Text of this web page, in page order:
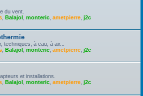
du vent.
Balajol monteric ametpierre j2c
techniques, à eau, à air...
Balajol monteric ametpierre j2c
et installations.
Balajol monteric ametpierre j2c